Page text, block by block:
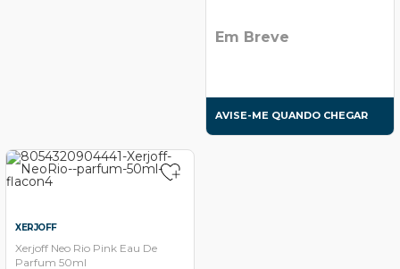
Em Breve
AVISE-ME QUANDO CHEGAR
XERJOFF
Xerjoff Neo Rio Pink Eau De
Parfum 50ml